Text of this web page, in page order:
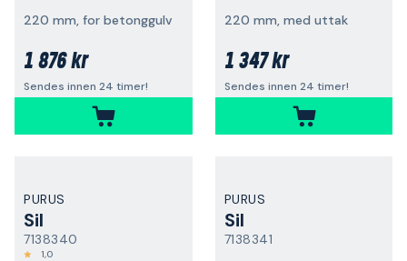
220 mm, for betonggulv
1 876 kr
Sendes innen 24 timer!
220 mm, med uttak
1 347 kr
Sendes innen 24 timer!
PURUS
Sil
7138340
1,0
PURUS
Sil
7138341